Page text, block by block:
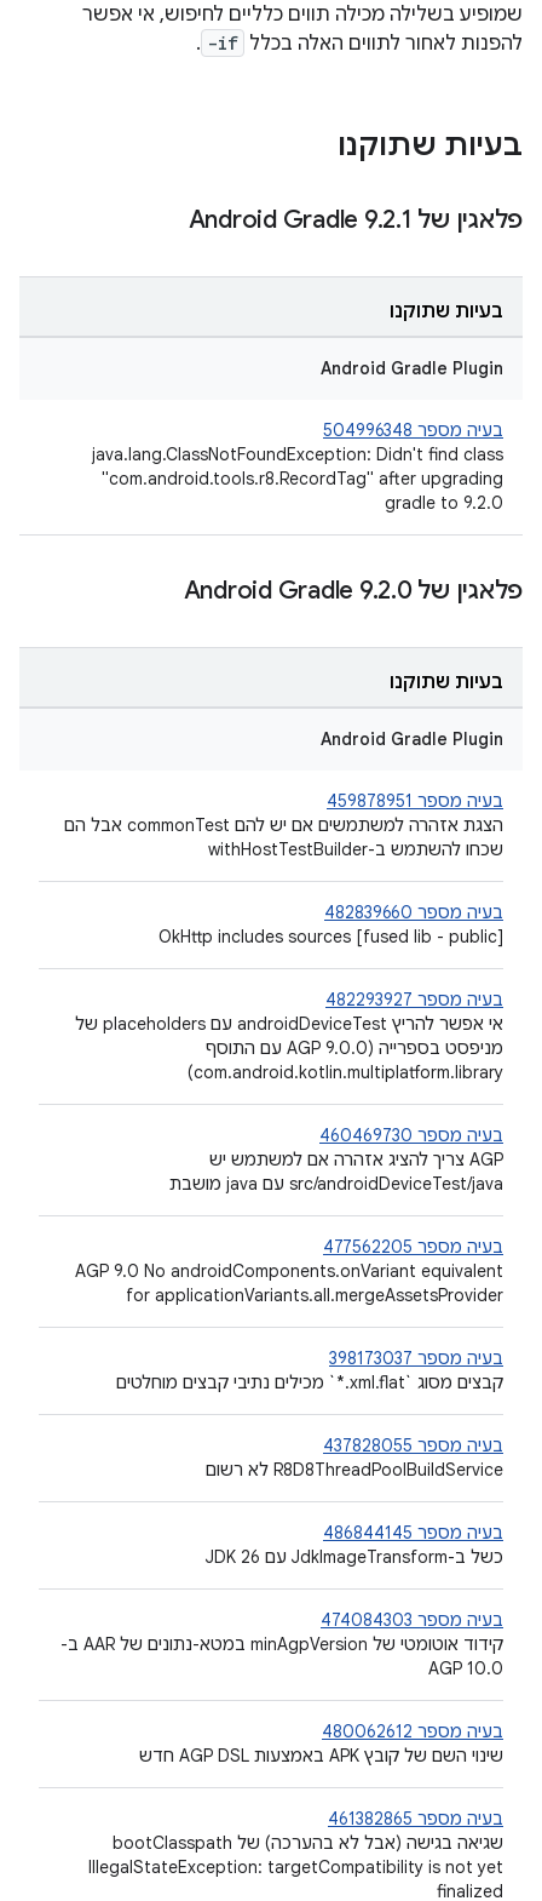
שמופיע בשלילה מכילה תווים כלליים לחיפוש, אי אפשר
להפנות לאחור לתווים האלה בכלל -if
.
בעיות שתוקנו
פלאגין של Android Gradle 9 .2.1
בעיות שתוקנו
Android Gradle Plugin
בעיה מספר 504996348
‪java.lang.ClassNotFoundException: Didn't find class
"com.android.tools.r8.RecordTag" after upgrading
gradle to 9.2.0
פלאגין של Android Gradle 9 .2.0
בעיות שתוקנו
Android Gradle Plugin
בעיה מספר 459878951
הצגת אזהרה למשתמשים אם יש להם commonTest אבל הם
שכחו להשתמש ב-withHostTestBuilder
בעיה מספר 482839660
‫[fused lib - public] OkHttp includes sources
בעיה מספר 482293927
אי אפשר להריץ androidDeviceTest עם placeholders של
מניפסט בספרייה (AGP 9.0.0 עם התוסף
com.android.kotlin.multiplatform.library)
בעיה מספר 460469730
‫AGP צריך להציג אזהרה אם למשתמש יש
src/androidDeviceTest/java עם java מושבת
בעיה מספר 477562205
‫AGP 9.0 No androidComponents.onVariant equivalent
for applicationVariants.all.mergeAssetsProvider
בעיה מספר 398173037
קבצים מסוג `‎*.xml.flat` מכילים נתיבי קבצים מוחלטים
בעיה מספר 437828055
‫R8D8ThreadPoolBuildService לא רשום
בעיה מספר 486844145
כשל ב-JdkImageTransform עם JDK 26
בעיה מספר 474084303
קידוד אוטומטי של minAgpVersion במטא-נתונים של AAR ב-
AGP 10.0
בעיה מספר 480062612
שינוי השם של קובץ APK באמצעות AGP DSL חדש
בעיה מספר 461382865
שגיאה בגישה (אבל לא בהערכה) של bootClasspath
IllegalStateException: targetCompatibility is not yet
finalized